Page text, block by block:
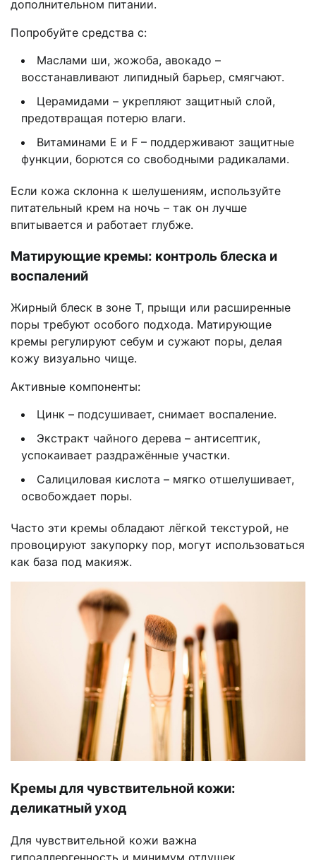
дополнительном питании.
Попробуйте средства с:
Маслами ши, жожоба, авокадо –
восстанавливают липидный барьер, смягчают.
Церамидами – укрепляют защитный слой,
предотвращая потерю влаги.
Витаминами Е и F – поддерживают защитные
функции, борются со свободными радикалами.
Если кожа склонна к шелушениям, используйте
питательный крем на ночь – так он лучше
впитывается и работает глубже.
Матирующие кремы: контроль блеска и
воспалений
Жирный блеск в зоне Т, прыщи или расширенные
поры требуют особого подхода. Матирующие
кремы регулируют себум и сужают поры, делая
кожу визуально чище.
Активные компоненты:
Цинк – подсушивает, снимает воспаление.
Экстракт чайного дерева – антисептик,
успокаивает раздражённые участки.
Салициловая кислота – мягко отшелушивает,
освобождает поры.
Часто эти кремы обладают лёгкой текстурой, не
провоцируют закупорку пор, могут использоваться
как база под макияж.
Кремы для чувствительной кожи:
деликатный уход
Для чувствительной кожи важна
гипоаллергенность и минимум отдушек,